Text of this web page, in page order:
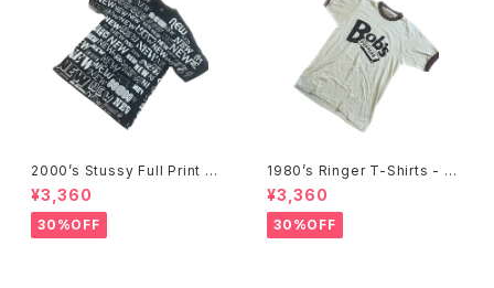
2000’s Stussy Full Print T-
Shirts -2000年代 ステューシ
ー フルプリントTシャツ-
¥3,360
30%OFF
1980’s Ringer T-Shirts - 19
80年代 リンガーTシャツ-
¥3,360
30%OFF